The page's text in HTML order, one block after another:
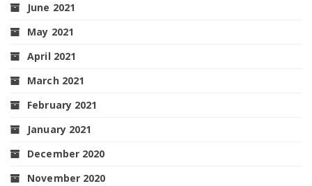
June 2021
May 2021
April 2021
March 2021
February 2021
January 2021
December 2020
November 2020